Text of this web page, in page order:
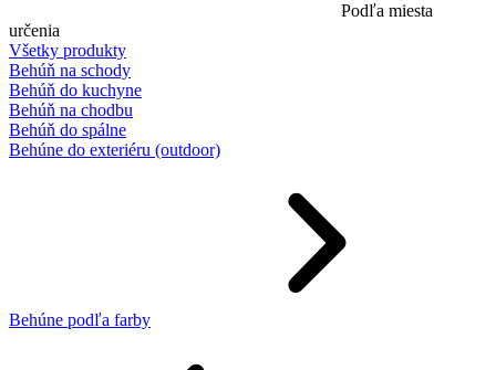
Podľa miesta
určenia
Všetky produkty
Behúň na schody
Behúň do kuchyne
Behúň na chodbu
Behúň do spálne
Behúne do exteriéru (outdoor)
Behúne podľa farby